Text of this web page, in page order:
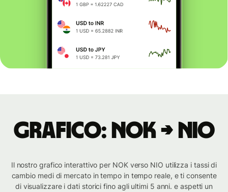
Grafico: NOK → NIO
Il nostro grafico interattivo per NOK verso NIO utilizza i tassi di
cambio medi di mercato in tempo in tempo reale, e ti consente
di visualizzare i dati storici fino agli ultimi 5 anni. e aspetti un